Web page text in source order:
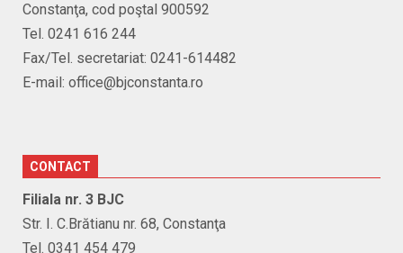
Constanţa, cod poştal 900592
Tel. 0241 616 244
Fax/Tel. secretariat: 0241-614482
E-mail: office@bjconstanta.ro
CONTACT
Filiala nr. 3 BJC
Str. I. C.Brătianu nr. 68, Constanţa
Tel. 0341 454 479